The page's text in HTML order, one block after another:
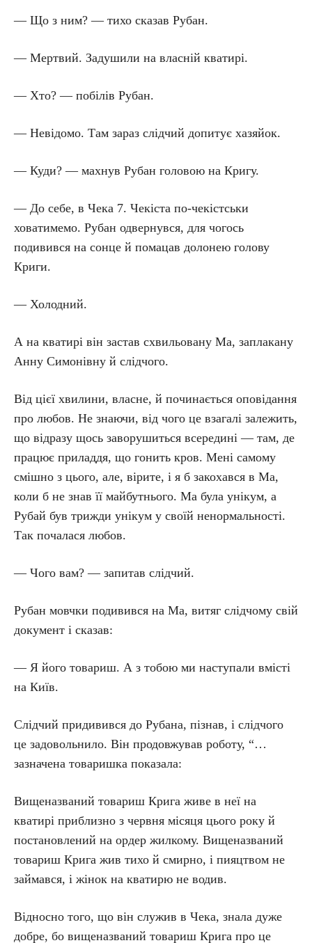
— Що з ним? — тихо сказав Рубан.
— Мертвий. Задушили на власній кватирі.
— Хто? — побілів Рубан.
— Невідомо. Там зараз слідчий допитує хазяйок.
— Куди? — махнув Рубан головою на Кригу.
— До себе, в Чека 7. Чекіста по-чекістськи
ховатимемо. Рубан одвернувся, для чогось
подивився на сонце й помацав долонею голову
Криги.
— Холодний.
А на кватирі він застав схвильовану Ма, заплакану
Анну Симонівну й слідчого.
Від цієї хвилини, власне, й починається оповідання
про любов. Не знаючи, від чого це взагалі залежить,
що відразу щось заворушиться всередині — там, де
працює приладдя, що гонить кров. Мені самому
смішно з цього, але, вірите, і я б закохався в Ма,
коли б не знав її майбутнього. Ма була унікум, а
Рубай був трижди унікум у своїй ненормальності.
Так почалася любов.
— Чого вам? — запитав слідчий.
Рубан мовчки подивився на Ма, витяг слідчому свій
документ і сказав:
— Я його товариш. А з тобою ми наступали вмісті
на Київ.
Слідчий придивився до Рубана, пізнав, і слідчого
це задовольнило. Він продовжував роботу, “…
зазначена товаришка показала:
Вищеназваний товариш Крига живе в неї на
кватирі приблизно з червня місяця цього року й
постановлений на ордер жилкому. Вищеназваний
товариш Крига жив тихо й смирно, і пияцтвом не
займався, і жінок на кватирю не водив.
Відносно того, що він служив в Чека, знала дуже
добре, бо вищеназваний товариш Крига про це